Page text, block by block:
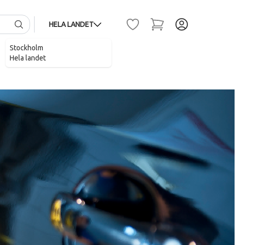
HELA LANDET
Stockholm
Hela landet